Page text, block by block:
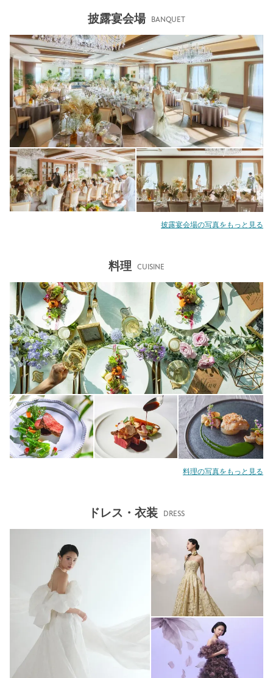
披露宴会場 BANQUET
披露宴会場の写真をもっと見る
料理 CUISINE
料理の写真をもっと見る
ドレス・衣装 DRESS